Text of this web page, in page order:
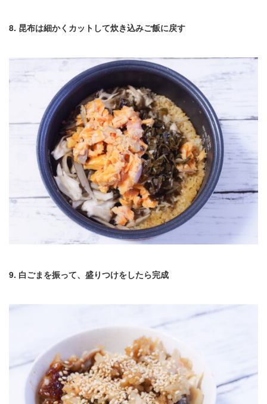
8. 昆布は細かくカットして炊き込みご飯に戻す
9. 白ごまを振って、盛りつけをしたら完成